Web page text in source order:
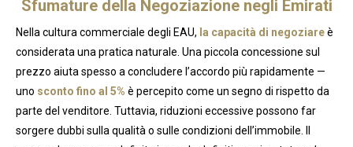
Sfumature della Negoziazione negli Emirati
Nella cultura commerciale degli EAU, la capacità di negoziareè
considerata una pratica naturale. Una piccola concessione sul
prezzo aiuta spesso a concludere l’accordo più rapidamente —
uno sconto fino al 5% è percepito come un segno di rispetto da
parte del venditore. Tuttavia, riduzioni eccessive possono far
sorgere dubbi sulla qualità o sulle condizioni dell’immobile. Il